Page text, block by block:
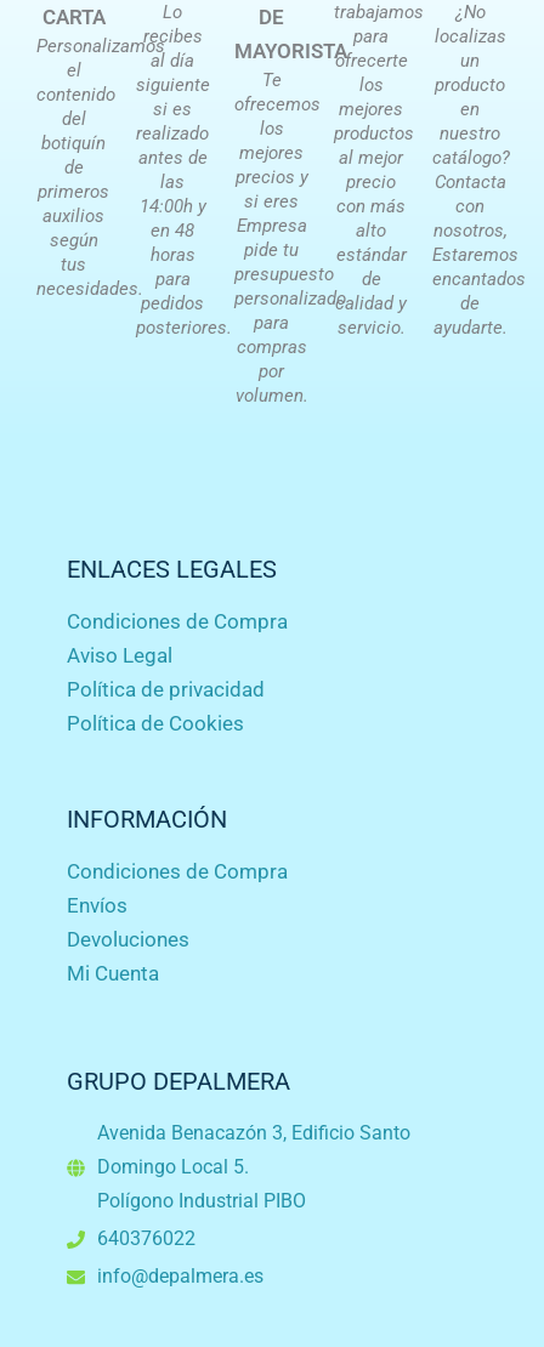
CARTA
Personalizamos
el
contenido
del
botiquín
de
primeros
auxilios
según
tus
necesidades.
Lo
recibes
al día
siguiente
si es
realizado
antes de
las
14:00h y
en 48
horas
para
pedidos
posteriores.
DE
MAYORISTA
Te
ofrecemos
los
mejores
precios y
si eres
Empresa
pide tu
presupuesto
personalizado
para
compras
por
volumen.
trabajamos
para
ofrecerte
los
mejores
productos
al mejor
precio
con más
alto
estándar
de
calidad y
servicio.
¿No
localizas
un
producto
en
nuestro
catálogo?
Contacta
con
nosotros,
Estaremos
encantados
de
ayudarte.
ENLACES LEGALES
Condiciones de Compra
Aviso Legal
Política de privacidad
Política de Cookies
INFORMACIÓN
Condiciones de Compra
Envíos
Devoluciones
Mi Cuenta
GRUPO DEPALMERA
Avenida Benacazón 3, Edificio Santo
Domingo Local 5.
Polígono Industrial PIBO
640376022
info@depalmera.es